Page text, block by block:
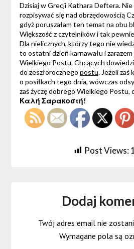
Dzisiaj w Grecji Kathara Deftera. Nie
rozpisywać się nad obrzędowością
gdyż poruszałam ten temat na obu
Większość z czytelników i tak
Dla nielicznych, którzy tego nie
to ostatni dzień karnawału i
Wielkiego Postu. Chcących
do zeszłorocznego postu. Jeżeli zaś
o posiłkach tego dnia, wówczas
zaś życzę dobrego Wielkiego Postu,
Καλή Σαρακοστή!
Post Views:
Dodaj
Twój adres email nie
Wymagane pola są